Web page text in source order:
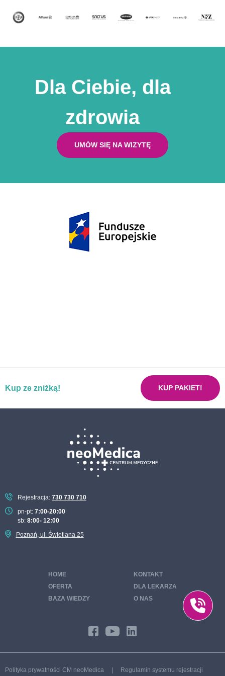
Badanie tyreoglobulina Poznań
Dla Ciebie, dla
zdrowia
UMÓW SIĘ NA WIZYTĘ
Kup ze zniżką! KUP PAKIET!
Rejestracja: 730 730 710
pn-pt: 7:00-20:00
sb: 8:00- 12:00
Poznań, ul. Świetlana 25
HOME
OFERTA
BAZA WIEDZY
KONTAKT
DLA LEKARZA
O NAS
Polityka prywatności CM neoMedica | Regulamin systemu rejestracji